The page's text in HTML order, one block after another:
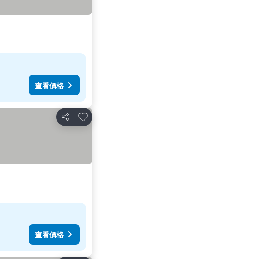
查看價格
分享
加入我的最愛
查看價格